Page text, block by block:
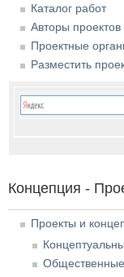
Каталог работ
Авторы проектов
Проектные
Разместить
Концепция -
Проекты и